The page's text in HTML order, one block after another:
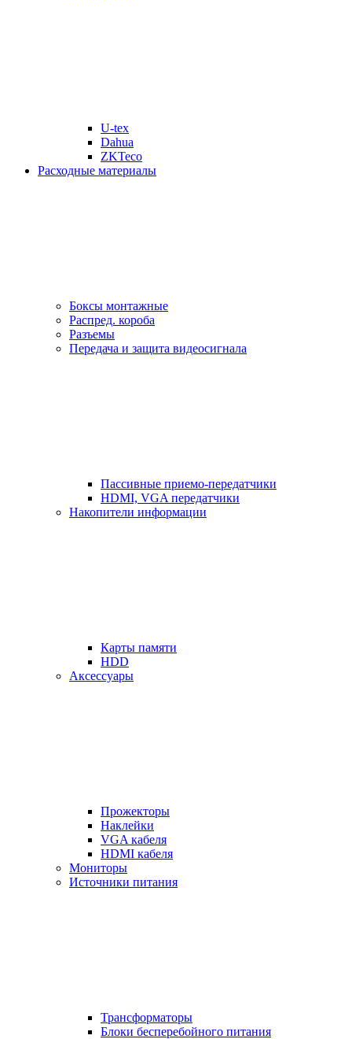
U-tex
Dahua
ZKTeco
Расходные материалы
Боксы монтажные
Распред. короба
Разъемы
Передача и защита видеосигнала
Пассивные приемо-передатчики
HDMI, VGA передатчики
Накопители информации
Карты памяти
HDD
Аксессуары
Прожекторы
Наклейки
VGA кабеля
HDMI кабеля
Мониторы
Источники питания
Трансформаторы
Блоки бесперебойного питания